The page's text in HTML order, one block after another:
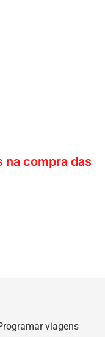
na compra das
viagens